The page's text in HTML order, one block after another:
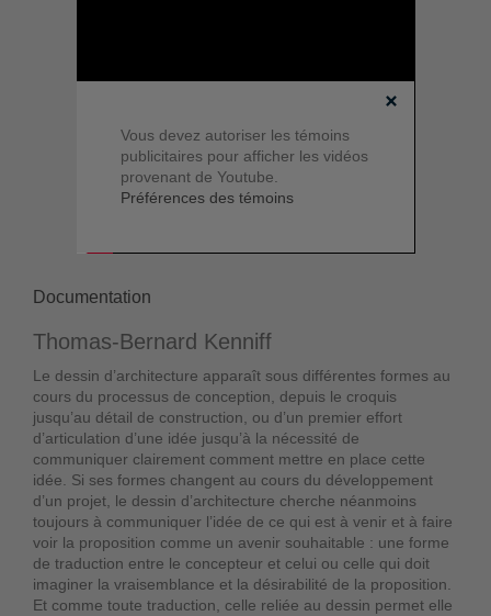
Vous devez autoriser les témoins
publicitaires pour afficher les vidéos
provenant de Youtube.
Préférences des témoins
Documentation
Thomas-Bernard Kenniff
Le dessin d’architecture apparaît sous différentes formes au
cours du processus de conception, depuis le croquis
jusqu’au détail de construction, ou d’un premier effort
d’articulation d’une idée jusqu’à la nécessité de
communiquer clairement comment mettre en place cette
idée. Si ses formes changent au cours du développement
d’un projet, le dessin d’architecture cherche néanmoins
toujours à communiquer l’idée de ce qui est à venir et à faire
voir la proposition comme un avenir souhaitable : une forme
de traduction entre le concepteur et celui ou celle qui doit
imaginer la vraisemblance et la désirabilité de la proposition.
Et comme toute traduction, celle reliée au dessin permet elle